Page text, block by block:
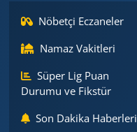
Nöbetçi Eczaneler
Namaz Vakitleri
Süper Lig Puan
Durumu ve Fikstür
Son Dakika Haberleri